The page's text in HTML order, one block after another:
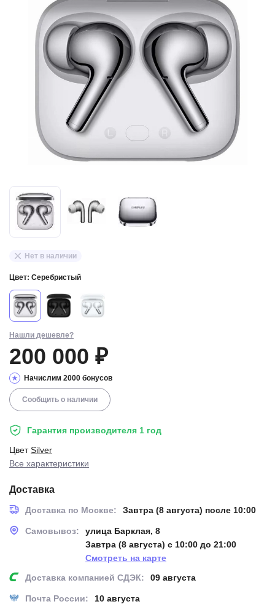
Гарантия производителя 1 год
ЦветSilver
Все характеристики
Доставка
Доставка по Москве: Завтра (8 августа) после 10:00
Самовывоз:
улица Барклая, 8
Завтра (8 августа) с 10:00 до 21:00
Смотреть на карте
Доставка компанией СДЭК:
09 августа
Почта России: 10 августа
Нет в наличии
Цвет: Серебристый
Нашли дешевле?
200 000 ₽
Начислим 2000 бонусов
Сообщить о наличии